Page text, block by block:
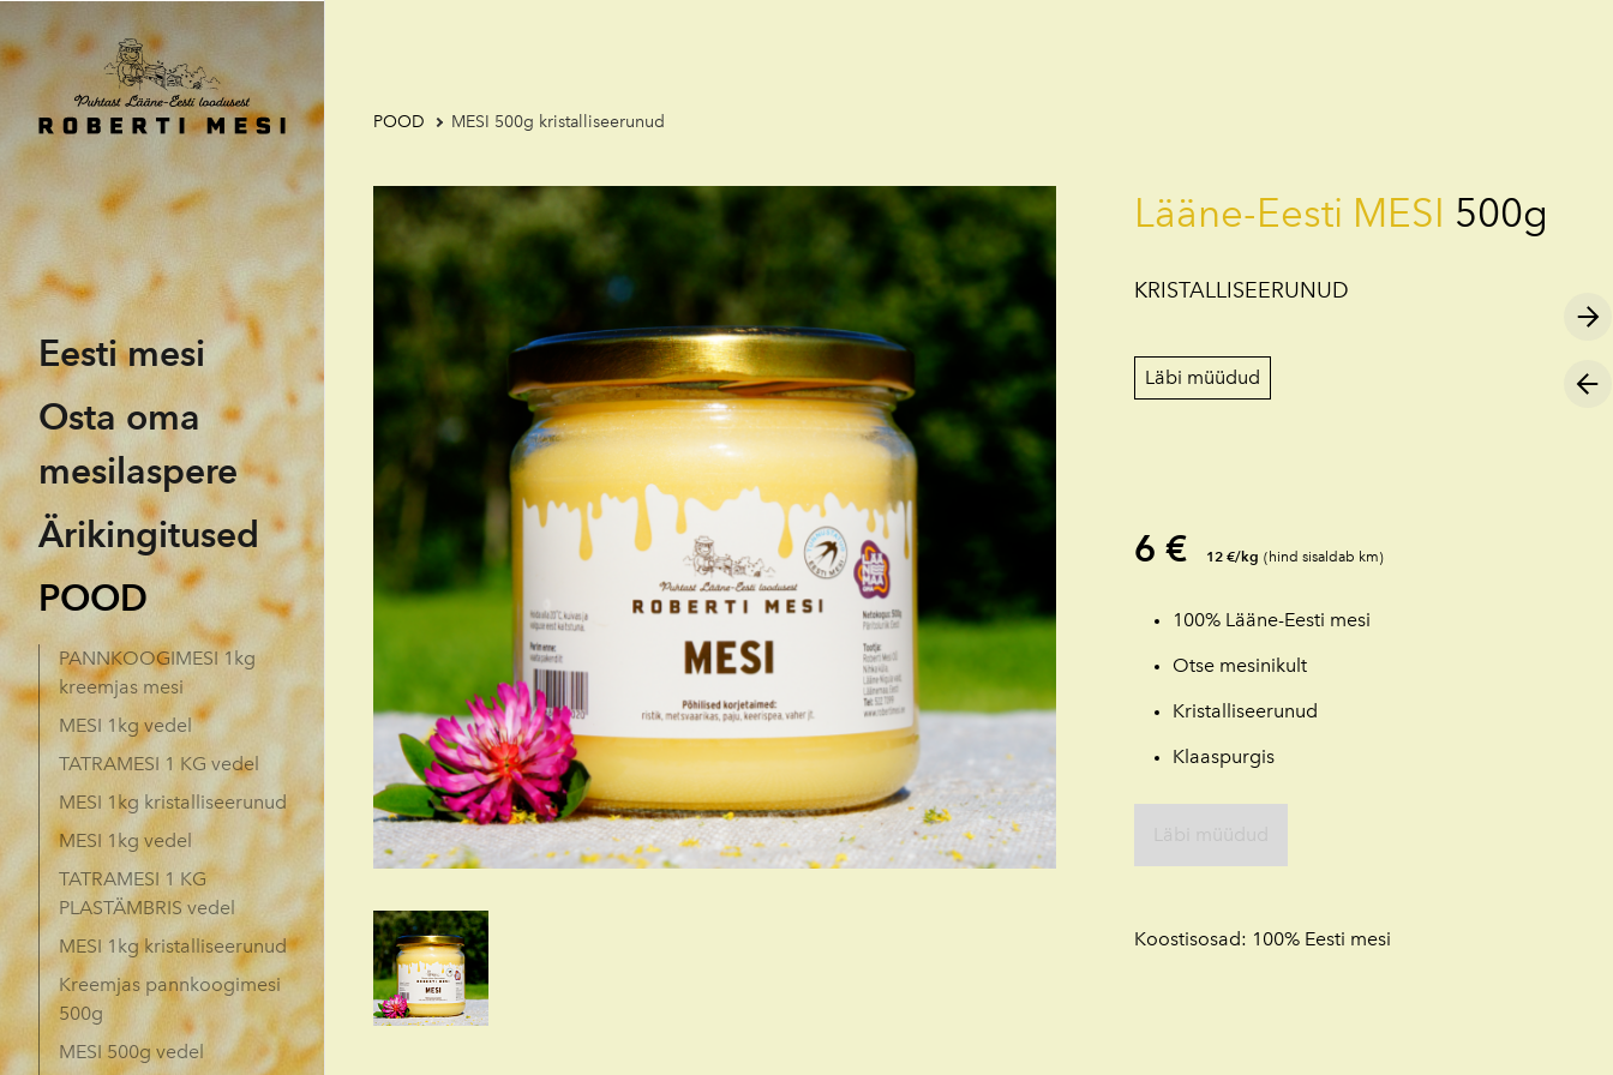
Eesti mesi
Osta oma
mesilaspere
Ärikingitused
POOD
PANNKOOGIMESI 1kg
kreemjas mesi
MESI 1kg vedel
TATRAMESI 1 KG vedel
MESI 1kg kristalliseerunud
MESI 1kg vedel
TATRAMESI 1 KG
PLASTÄMBRIS vedel
MESI 1kg kristalliseerunud
Kreemjas pannkoogimesi
500g
MESI 500g vedel
POOD MESI 500g kristalliseerunud
Lääne-Eesti MESI 500g
KRISTALLISEERUNUD
Läbi müüdud
6 € 12 €/kg (hind sisaldab km)
100% Lääne-Eesti mesi
Otse mesinikult
Kristalliseerunud
Klaaspurgis
Koostisosad: 100% Eesti mesi